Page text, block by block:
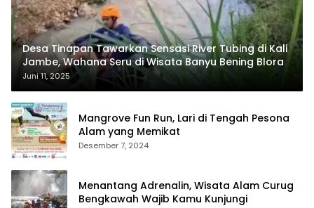
Desa Tinapan Tawarkan Sensasi River Tubing di Kali
Jambe, Wahana Seru di Wisata Banyu Bening Blora
Juni 11, 2025
Mangrove Fun Run, Lari di Tengah Pesona
Alam yang Memikat
Desember 7, 2024
Menantang Adrenalin, Wisata Alam Curug
Bengkawah Wajib Kamu Kunjungi